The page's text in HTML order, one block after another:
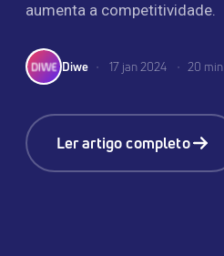
aumenta a competitividade.
Diwe • 17 jan 2024 • 20 min
Ler artigo completo